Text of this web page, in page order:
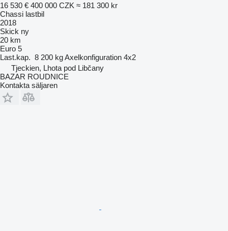
16 530 € 400 000 CZK ≈ 181 300 kr
Chassi lastbil
2018
Skick ny
20 km
Euro 5
Last.kap. 8 200 kgAxelkonfiguration 4x2
Tjeckien, Lhota pod Libčany
BAZAR ROUDNICE
Kontakta säljaren